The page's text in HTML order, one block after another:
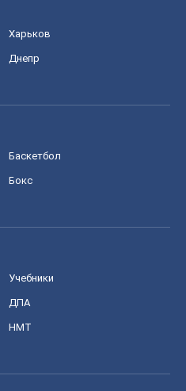
Харьков
Днепр
Баскетбол
Бокс
Учебники
ДПА
НМТ